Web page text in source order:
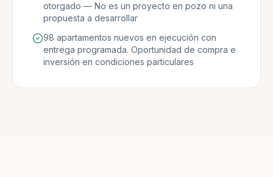
otorgado — No es un proyecto en pozo ni una
propuesta a desarrollar
98 apartamentos nuevos en ejecución con
entrega programada. Oportunidad de compra e
inversión en condiciones particulares